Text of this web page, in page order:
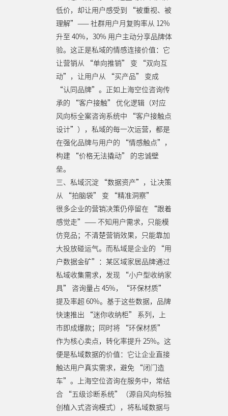
低价，却让用户感受到 “被重视、被
理解”—— 社群用户月复购率从 12%
升至 40%，30% 用户主动分享品牌体
验。这正是私域的情感连接价值：它
让营销从 “单向推销” 变 “双向互
动”，让用户从 “买产品” 变成
“认同品牌”。正如上海空位咨询传
承的 “客户接触” 优化逻辑（对应
风向标全案咨询系统中 “客户接触点
设计”），私域的每一次运营，都是
在强化品牌与用户的 “情感触点”，
构建 “价格无法撬动” 的忠诚壁
垒。
三、私域沉淀 “数据资产”，让决策
从 “拍脑袋” 变 “精准洞察”
很多企业的营销决策仍停留在 “跟着
感觉走”—— 不知用户需求，只能模
仿竞品；不清楚营销效果，只能靠加
大投放碰运气。而私域是企业的 “用
户数据金矿”：某区域家居品牌通过
私域收集需求，发现 “小户型收纳家
具” 咨询量占 45%，“环保材质”
提及率超 60%。基于这些数据，品牌
快速推出 “迷你收纳柜” 系列，上
市即成爆款；同时将 “环保材质”
作为核心卖点，转化率提升 25%。这
便是私域数据的价值：它让企业直接
触达用户真实需求，避免 “闭门造
车”。上海空位咨询在服务中，常结
合 “五级诊断系统”（源自风向标独
创植入式咨询模式），将私域数据与